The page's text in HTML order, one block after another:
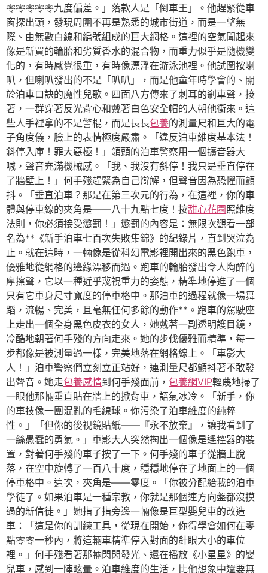
零零零零零九度偏差。」落款人是「倒車王」。他趕緊從車
窗探出頭，發現周圍不再是熟悉的城市街道，而是一望無
際、由無數白線和編號組成的巨大網格。這裡的空氣聞起來
像是新買的輪胎和劣質香水的混合物，而重力似乎是隨機變
化的，有時感覺很重，有時像漂浮在游泳池裡。他試圖按喇
叭，但喇叭發出的不是「叭叭」，而是他童年時學會的、關
於泊車口訣的魔性兒歌。四面八方傳來了刺耳的剎車聲，接
著，一群穿著反光背心和戴著白色安全帽的人朝他衝來。這
些人手裡拿的不是警棍，而是長長包養的測量尺和巨大的電
子角度儀，臉上的表情極度嚴肅。「違反泊車維度基本法！
斜停入庫！罪大惡極！」領頭的泊車警察用一個擴音器大
喊，聲音充滿機械感。「我、我沒有斜停！我只是垂直停在
了牆壁上！」何手殘趕緊為自己辯解，但聲音因為恐懼而顫
抖。「垂直泊車？那是在第三次元的行為，在這裡，你的車
體與停車線的夾角是——八十九點七度！按甜心花園照維度
法則，你必須接受懲罰！」懲罰的內容是：無限次觀看一部
名為**《新手泊車七百次失敗集錦》的紀錄片，直到哭泣為
止。就在這時，一輛像是從科幻電影裡開出來的黑色跑車，
優雅地從網格的邊緣漂移而過。跑車的輪胎發出令人陶醉的
摩擦聲，它以一種近乎蔑視重力的姿態，精準地停進了一個
只有它車身尺寸寬度的停車格中。那泊車的過程就像一場舞
蹈，流暢、完美，且毫無任何多餘的動作**。跑車的駕駛座
上走出一個全身黑色皮衣的女人，她戴著一副透明護目鏡，
冷酷地朝著何手殘的方向走來。她的步伐優雅而精準，每一
步都像是被測量過一樣，完美地落在網格線上。「車影大
人！」泊車警察們立刻立正站好，連測量尺都顫抖著不敢發
出聲音。她走包養感情到何手殘面前， 包養網VIP輕蔑地掃了
一眼他那輛垂直貼在牆上的掀背車，語氣冰冷。「新手，你
的車技像一團混亂的毛線球。你污染了泊車維度的純粹
性。」「但你的後視鏡貼紙——『永不放棄』，讓我看到了
一絲愚蠢的勇氣。」車影大人突然掏出一個像是遙控器的裝
置，對著何手殘的車子按了一下。何手殘的車子從牆上脫
落，在空中旋轉了一百八十度，穩穩地停在了地面上的一個
停車格中。這次，夾角是——零度。「你被分配給我的泊車
學徒了。如果泊車是一種宗教，你就是那個連方向盤都沒摸
過的新信徒。」她指了指旁邊一輛像是巨型嬰兒車的改造
車：「這是你的訓練工具，從現在開始，你得學會如何在零
點零零一秒內，將這輛車精準停入對面的針眼大小的車位
裡。」何手殘看著那輛閃閃發光、還在播放《小星星》的嬰
兒車，感到一陣眩暈。泊車維度的生活，比他想象中還要無